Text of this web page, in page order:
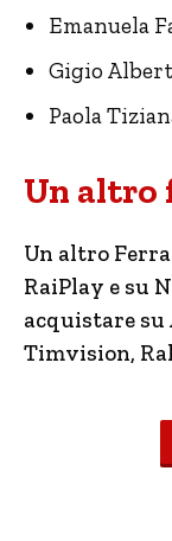
Emanuela
Gigio
Paola
Un altro
Un altro
RaiPlay e su
acquistare su
Timvision,